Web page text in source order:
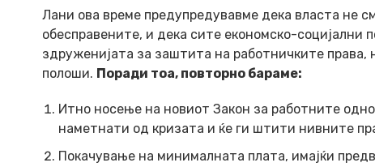
Лани ова време предупредувавме дека власта не
обесправените, и дека сите економско-социјални
здруженијата за заштита на работничките
полоши. Поради тоа, повторно бараме:
Итно носење на новиот Закон за работните
наметнати од кризата и ќе ги штити нивните
Покачување на минималната плата, имајќи